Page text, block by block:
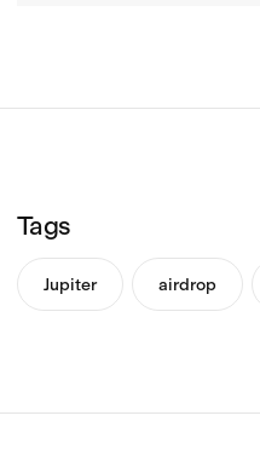
Tags
Jupiter airdrop